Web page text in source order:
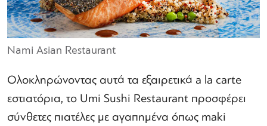
Nami Asian Restaurant
Ολοκληρώνοντας αυτά τα εξαιρετικά a la carte
εστιατόρια, το Umi Sushi Restaurant προσφέρει
σύνθετες πιατέλες με αγαπημένα όπως maki